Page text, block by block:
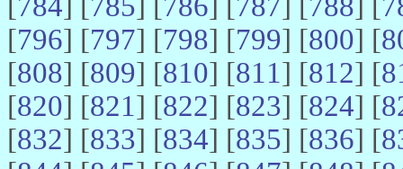
[796] [797] [798] [799] [800] [
[808] [809] [810] [811] [812] [
[820] [821] [822] [823] [824] [
[832] [833] [834] [835] [836] [